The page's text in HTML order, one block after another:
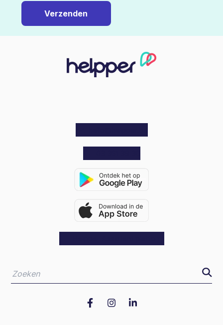
Zoeken